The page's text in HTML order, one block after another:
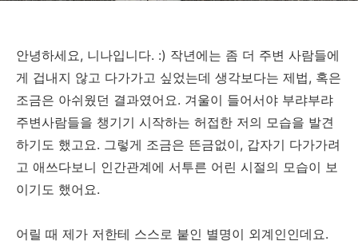
안녕하세요, 니나입니다. :) 작년에는 좀 더 주변 사람들에
게 겁내지 않고 다가가고 싶었는데 생각보다는 제법, 혹은
조금은 아쉬웠던 결과였어요. 겨울이 들어서야 부랴부랴
주변사람들을 챙기기 시작하는 허접한 저의 모습을 발견
하기도 했고요. 그렇게 조금은 뜬금없이, 갑자기 다가가려
고 애쓰다보니 인간관계에 서투른 어린 시절의 모습이 보
이기도 했어요.
어릴 때 제가 저한테 스스로 붙인 별명이 외계인인데요.